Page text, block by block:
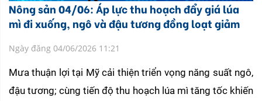
Nông sản 04/06: Áp lực thu hoạch đẩy giá lúa
mì đi xuống, ngô và đậu tương đồng loạt giảm
Ngày đăng 04/06/2026 11:21
Mưa thuận lợi tại Mỹ cải thiện triển vọng năng suất ngô,
đậu tương; cùng tiến độ thu hoạch lúa mì tăng tốc khiến